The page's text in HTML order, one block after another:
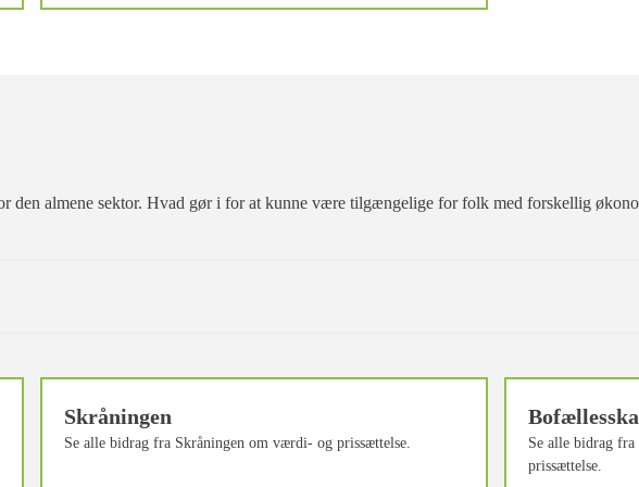
den almene sektor. Hvad gør i for at kunne være tilgængelige for folk med forskellig
Skråningen
Se alle bidrag fra Skråningen om værdi- og prissættelse.
Se alle bidrag
prissættelse.